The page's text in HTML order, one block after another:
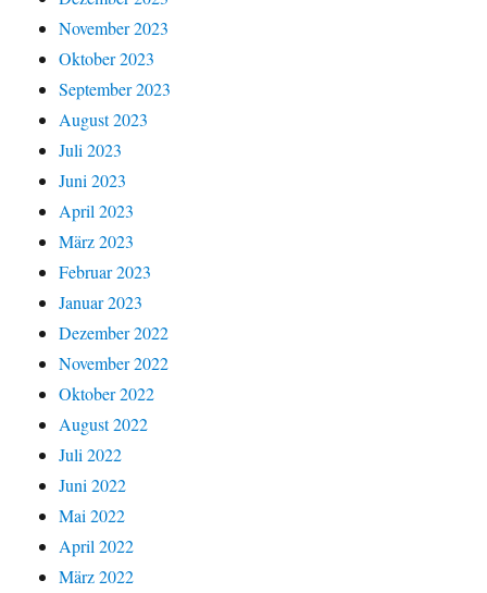
November 2023
Oktober 2023
September 2023
August 2023
Juli 2023
Juni 2023
April 2023
März 2023
Februar 2023
Januar 2023
Dezember 2022
November 2022
Oktober 2022
August 2022
Juli 2022
Juni 2022
Mai 2022
April 2022
März 2022